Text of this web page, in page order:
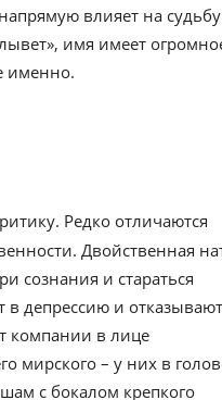
влияет на судьбу
имя имеет
именно.
Редко отличаются
Двойственная
сознания и стараться
депрессию и
компании в лице
мирского – у них в
с бокалом крепкого